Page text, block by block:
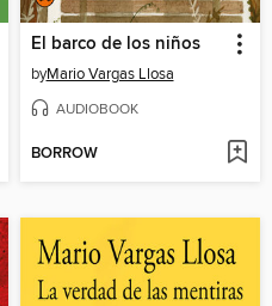
El barco de los niños
byMario Vargas Llosa
AUDIOBOOK
BORROW